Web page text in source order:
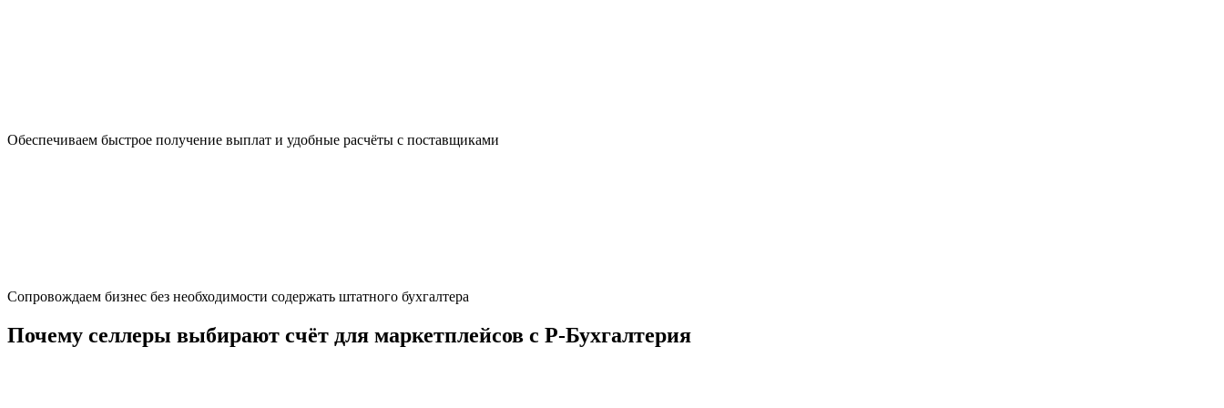
Обеспечиваем быстрое получение выплат и удобные расчёты с поставщиками
Сопровождаем бизнес без необходимости содержать штатного бухгалтера
Почему селлеры выбирают счёт для маркетплейсов с Р-Бухгалтерия